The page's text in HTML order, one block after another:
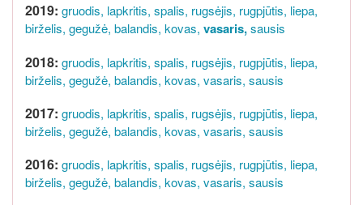
2019: gruodis, lapkritis, spalis, rugsėjis, rugpjūtis, liepa,
birželis, gegužė, balandis, kovas, vasaris,sausis
2018: gruodis, lapkritis, spalis, rugsėjis, rugpjūtis, liepa,
birželis, gegužė, balandis, kovas, vasaris, sausis
2017: gruodis, lapkritis, spalis, rugsėjis, rugpjūtis, liepa,
birželis, gegužė, balandis, kovas, vasaris, sausis
2016: gruodis, lapkritis, spalis, rugsėjis, rugpjūtis, liepa,
birželis, gegužė, balandis, kovas, vasaris, sausis